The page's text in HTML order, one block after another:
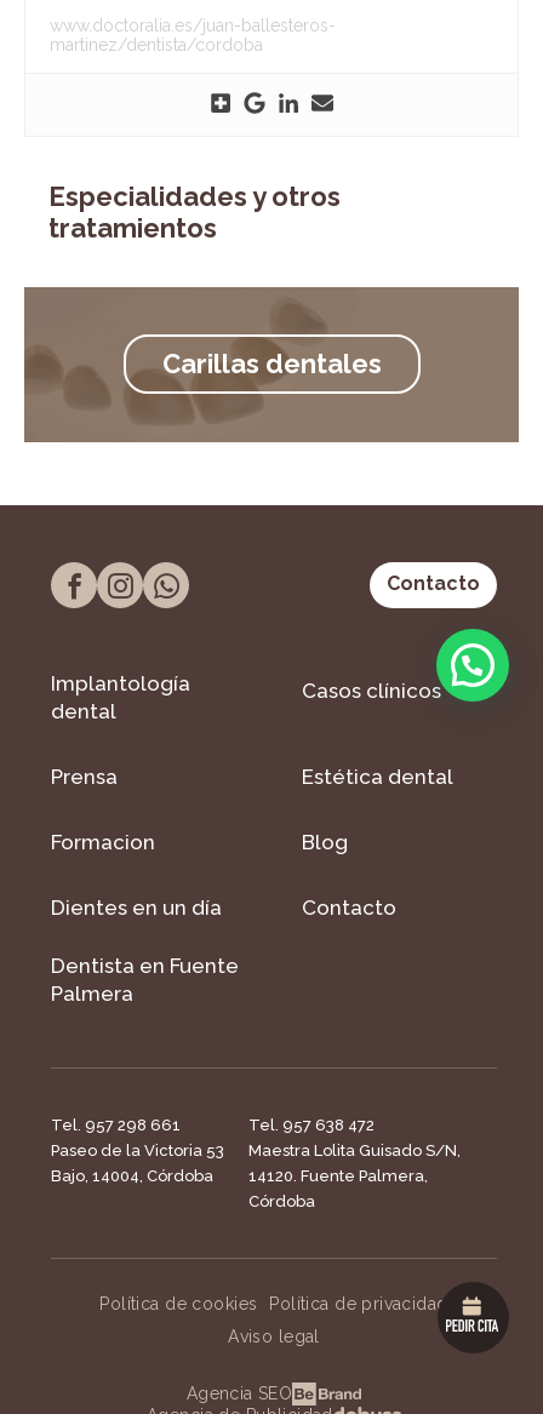
www.doctoralia.es/juan-ballesteros-
martinez/dentista/cordoba
Especialidades y otros
tratamientos
Carillas dentales
Contacto
Implantología
dental
Casos clínicos
Prensa Estética dental
Formacion Blog
Dientes en un día Contacto
Dentista en Fuente
Palmera
Tel. 957 298 661
Paseo de la Victoria 53
Bajo, 14004, Córdoba
Tel. 957 638 472
Maestra Lolita Guisado S/N,
14120. Fuente Palmera,
Córdoba
Política de cookies
Política de privacidad
Aviso legal
Agencia SEO